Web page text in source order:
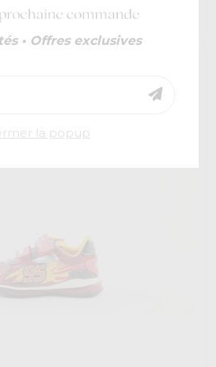
• Offres exclusives
la popup